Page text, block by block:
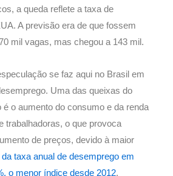
a queda reflete a taxa de
A previsão era de que fossem
mil vagas, mas chegou a 143 mil.
se faz aqui no Brasil em
Uma das queixas do
é o aumento do consumo e da renda
trabalhadoras, o que provoca
de preços, devido à maior
taxa anual de desemprego em
o menor índice desde 2012.